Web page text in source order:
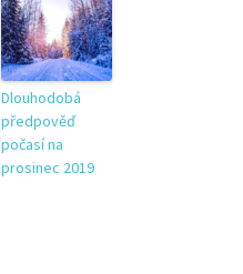
Dlouhodobá
předpověď
počasí na
prosinec 2019